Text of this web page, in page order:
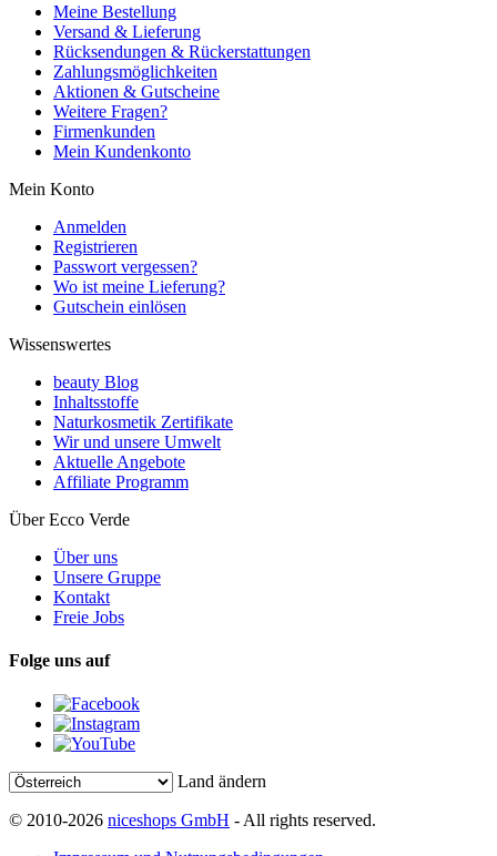
Meine Bestellung
Versand & Lieferung
Rücksendungen & Rückerstattungen
Zahlungsmöglichkeiten
Aktionen & Gutscheine
Weitere Fragen?
Firmenkunden
Mein Kundenkonto
Mein Konto
Anmelden
Registrieren
Passwort vergessen?
Wo ist meine Lieferung?
Gutschein einlösen
Wissenswertes
beauty Blog
Inhaltsstoffe
Naturkosmetik Zertifikate
Wir und unsere Umwelt
Aktuelle Angebote
Affiliate Programm
Über Ecco Verde
Über uns
Unsere Gruppe
Kontakt
Freie Jobs
Folge uns auf
Land ändern
© 2010-2026 niceshops GmbH - All rights reserved.